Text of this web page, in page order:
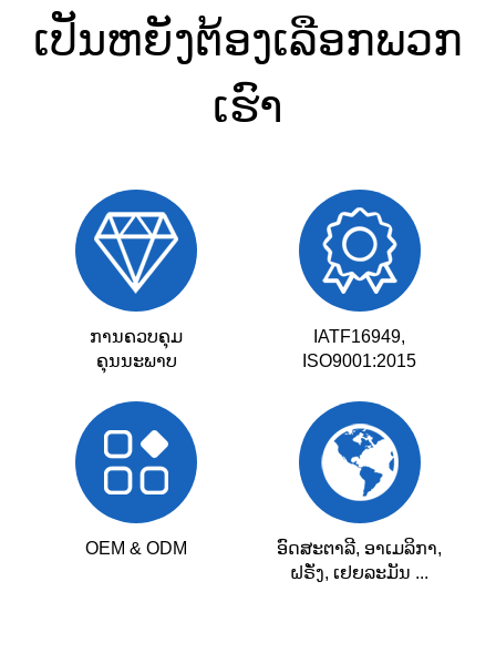
ເປັນຫຍັງຕ້ອງເລືອກພວກ
ເຮົາ
ການຄວບຄຸມ
ຄຸນນະພາບ
IATF16949,
ISO9001:2015
OEM & ODM
ອົດສະຕາລີ, ອາເມລິກາ,
ຝຣັ່ງ, ເຢຍລະມັນ ...